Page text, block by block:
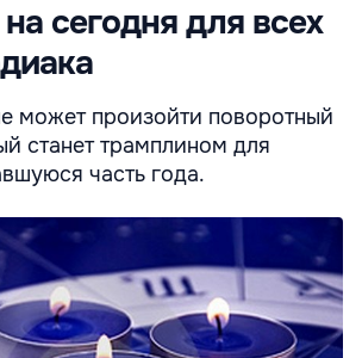
сегодня для всех
может произойти поворотный
станет трамплином для
часть года.